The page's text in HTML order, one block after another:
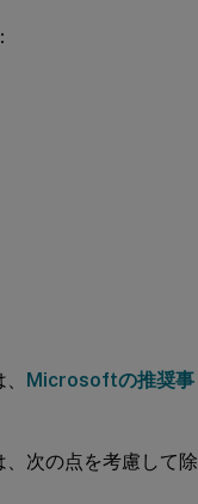
Microsoftの推奨事
次の点を考慮して除